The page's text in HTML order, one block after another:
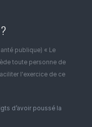
publique) « Le
toute personne de
l'exercice de ce
d’avoir poussé la